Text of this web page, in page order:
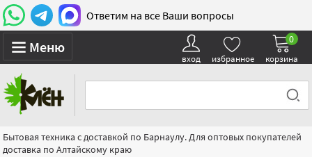
Ответим на все Ваши вопросы
Меню
вход избранное корзина
0
Бытовая техника с доставкой по Барнаулу. Для оптовых покупателей
доставка по Алтайскому краю